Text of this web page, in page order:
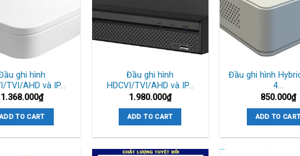
ghi hình
TVI/AHD và IP…
1.368.000₫
TO CART
Đầu ghi hình
HDCVI/TVI/AHD và IP…
1.980.000₫
ADD TO CART
Đầu ghi hình
4…
850.000₫
ADD TO